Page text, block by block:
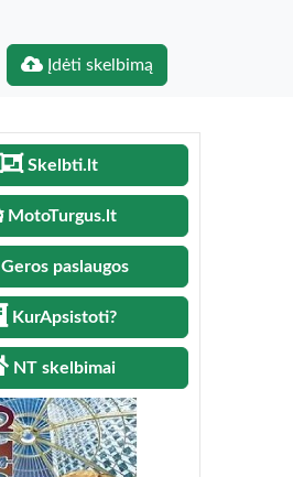
Įdėti skelbimą
Skelbti.lt
MotoTurgus.lt
Geros paslaugos
KurApsistoti?
NT skelbimai